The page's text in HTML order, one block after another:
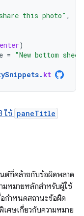
this photo" ,
)
= "New bottom
. kt
ใช้ paneTitle
ต์ที่คล้ายกับข้อผิดพลาด
มหมายหลักสำหรับผู้ใช้
กำหนดสถานะข้อผิด
ศษเกี่ยวกับความหมาย